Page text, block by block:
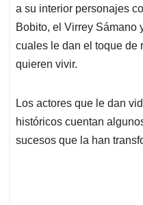
a su interior personajes
Bobito, el Virrey Sámano
cuales le dan el toque de
quieren vivir.
Los actores que le dan
históricos cuentan
sucesos que la han